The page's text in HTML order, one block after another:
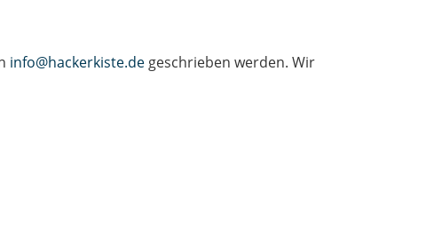
info@hackerkiste.de geschrieben werden. Wir